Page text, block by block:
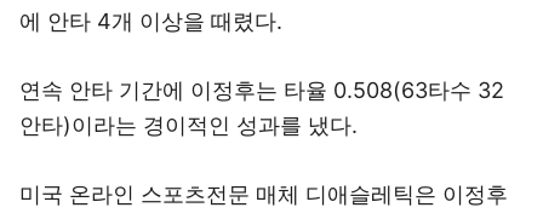
에 안타 4개 이상을 때렸다.
연속 안타 기간에 이정후는 타율 0.508(63타수 32
안타)이라는 경이적인 성과를 냈다.
미국 온라인 스포츠전문 매체 디애슬레틱은 이정후